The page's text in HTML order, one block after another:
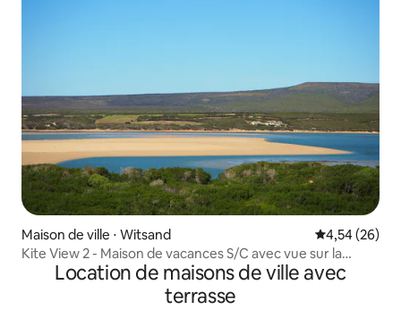
Maison de ville ⋅ Witsand Évaluation
4,54 (26)
Kite View 2 - Maison de vacances S/C avec vue sur la
rivièreLocation de maisons de ville avec
terrasse